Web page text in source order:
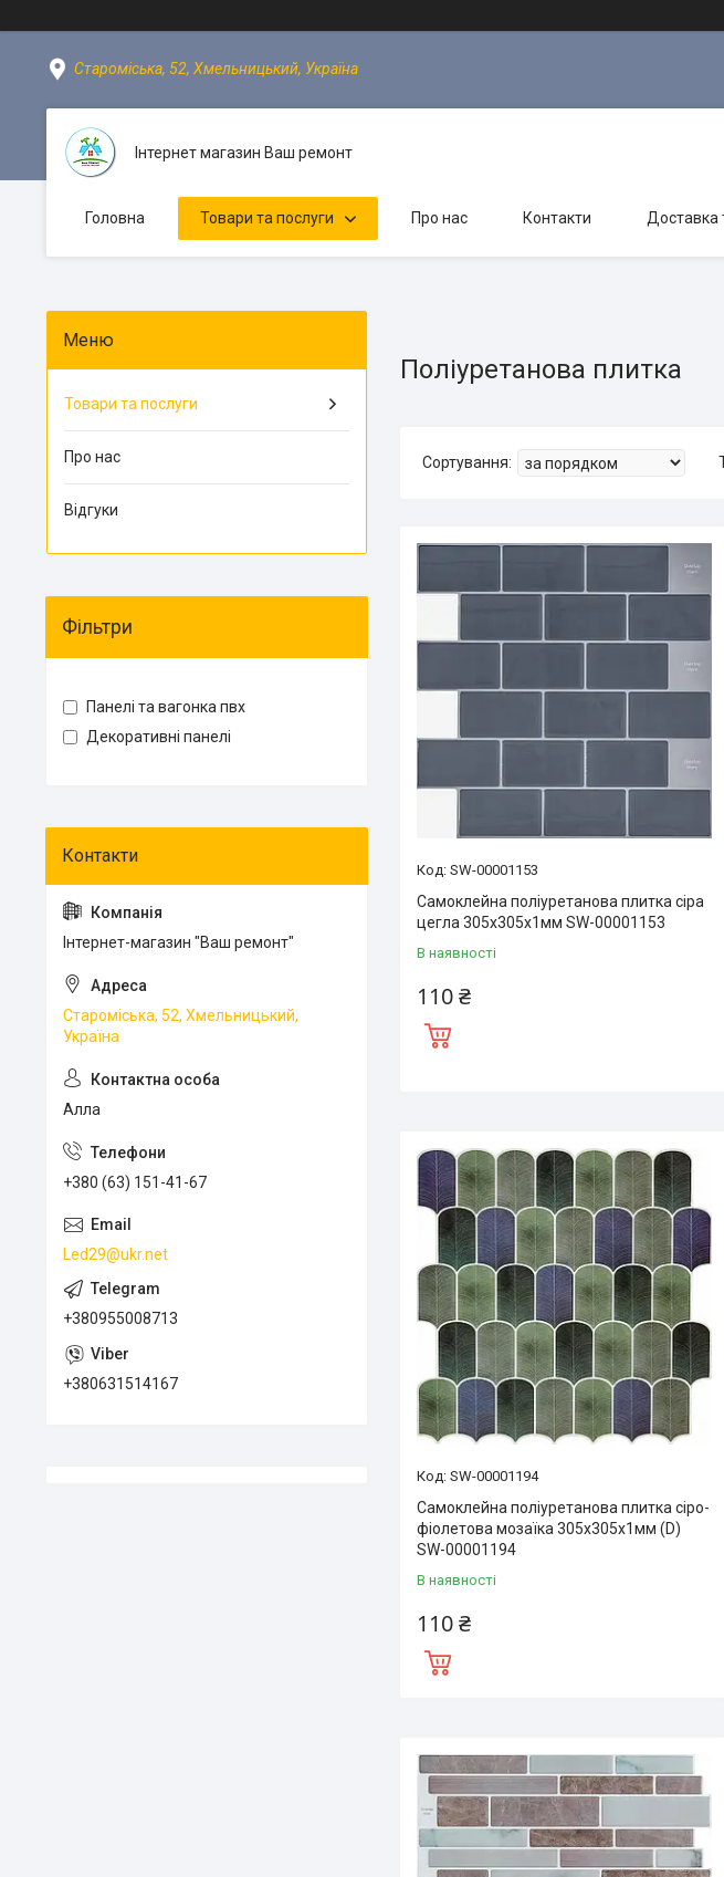
Староміська, 52, Хмельницький, Україна
Інтернет магазин Ваш ремонт
Головна Товари та послуги Про нас Контакти Доставка
Поліуретанова плитка
SW-00001153
Самоклейна поліуретанова плитка сіра
цегла 305х305х1мм SW-00001153
В наявності
110 ₴
SW-00001194
Самоклейна поліуретанова плитка сіро-
фіолетова мозаїка 305х305х1мм (D)
SW-00001194
В наявності
110 ₴
Товари та послуги
Про нас
Відгуки
Фільтри
Панелі та вагонка пвх
Декоративні панелі
Інтернет-магазин "Ваш ремонт"
Староміська, 52, Хмельницький,
Україна
Алла
+380 (63) 151-41-67
Led29@ukr.net
+380955008713
+380631514167